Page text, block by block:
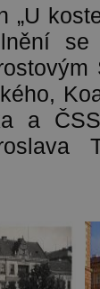
„U
se
a